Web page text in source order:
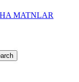
MATNLAR